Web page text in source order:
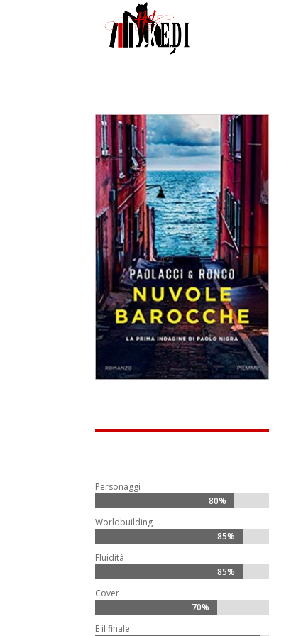
Personaggi
80%
80%
Worldbuilding
85%
85%
Fluidità
85%
85%
Cover
70%
70%
E il finale